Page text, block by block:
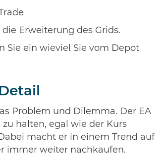
Erweiterung des Grids.
Sie ein wieviel Sie vom Depot
Problem und Dilemma. Der EA
halten, egal wie der Kurs
macht er in einem Trend auf
immer weiter nachkaufen.